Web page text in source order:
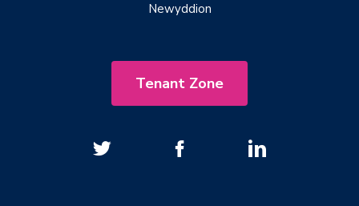
Newyddion
Tenant Zone